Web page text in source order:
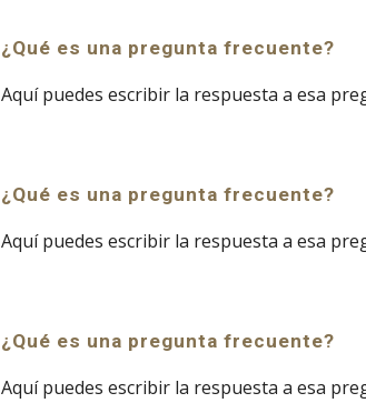
¿Qué es una pregunta frecuente?
Aquí puedes escribir la respuesta a esa
¿Qué es una pregunta frecuente?
Aquí puedes escribir la respuesta a esa
¿Qué es una pregunta frecuente?
Aquí puedes escribir la respuesta a esa